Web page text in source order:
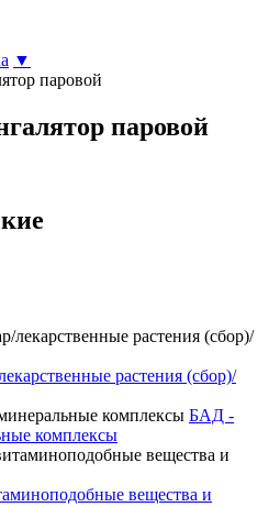
▼
паровой
паровой
растения (сбор)/
БАД -
комплексы
вещества и